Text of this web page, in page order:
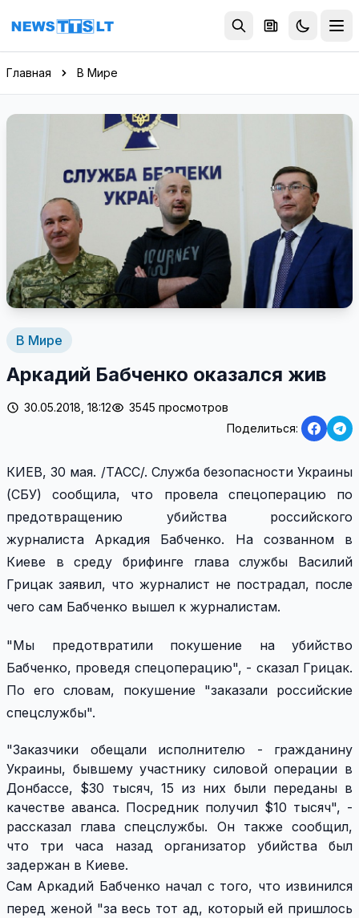
Перейти к содержимому
Главная В Мире
В Мире
Аркадий Бабченко оказался жив
30.05.2018, 18:12
3545 просмотров
Поделиться:
КИЕВ, 30 мая. /ТАСС/. Служба безопасности Украины
(СБУ) сообщила, что провела спецоперацию по
предотвращению убийства российского
журналиста Аркадия Бабченко. На созванном в
Киеве в среду брифинге глава службы Василий
Грицак заявил, что журналист не пострадал, после
чего сам Бабченко вышел к журналистам.
"Мы предотвратили покушение на убийство
Бабченко, проведя спецоперацию", - сказал Грицак.
По его словам, покушение "заказали российские
спецслужбы".
"Заказчики обещали исполнителю - гражданину
Украины, бывшему участнику силовой операции в
Донбассе, $30 тысяч, 15 из них были переданы в
качестве аванса. Посредник получил $10 тысяч", -
рассказал глава спецслужбы. Он также сообщил,
что три часа назад организатор убийства был
задержан в Киеве.
Сам Аркадий Бабченко начал с того, что извинился
перед женой "за весь тот ад, который ей пришлось